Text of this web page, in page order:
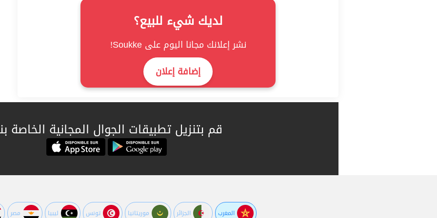
لديك شيء للبيع؟
نشر إعلانك مجانا اليوم على Soukke!
إضافة إعلان
قم بتنزيل تطبيقات الجوال المجانية الخاصة
المغرب الجزائر موريتانيا تونس ليبيا مصر